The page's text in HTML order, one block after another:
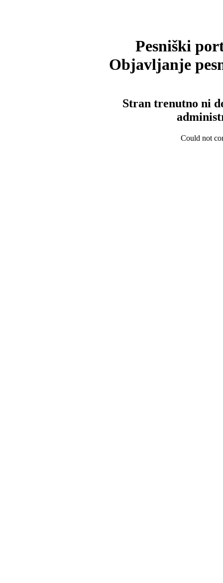
Pesniški
Objavljanje
Stran trenutno ni
Could not